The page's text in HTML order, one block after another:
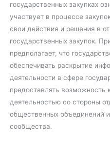
государственных закупках
участвует в процессе
свои действия и решения в
государственных закупок.
предполагает, что
обеспечивать раскрытие
деятельности в сфере
предоставлять возможность
деятельностью со стороны
общественных объединений
сообщества.